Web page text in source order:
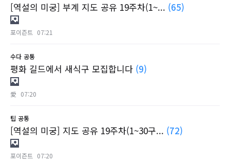
[역설의 미궁] 부계 지도 공유 19주차(1~... (65)
포이즌트 07:21
수다 공통
평화 길드에서 새식구 모집합니다 (9)
愛 07:20
팁 공통
[역설의 미궁] 지도 공유 19주차(1~30구... (72)
포이즌트 07:20